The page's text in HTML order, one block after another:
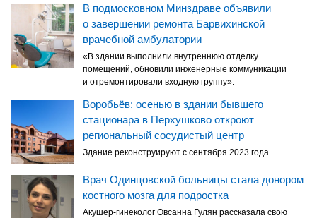
В подмосковном Минздраве объявили
о завершении ремонта Барвихинской
врачебной амбулатории
«В здании выполнили внутреннюю отделку
помещений, обновили инженерные коммуникации
и отремонтировали входную группу».
Воробьёв: осенью в здании бывшего
стационара в Перхушково откроют
региональный сосудистый центр
Здание реконструируют с сентября 2023 года.
Врач Одинцовской больницы стала донором
костного мозга для подростка
Акушер-гинеколог Овсанна Гулян рассказала свою